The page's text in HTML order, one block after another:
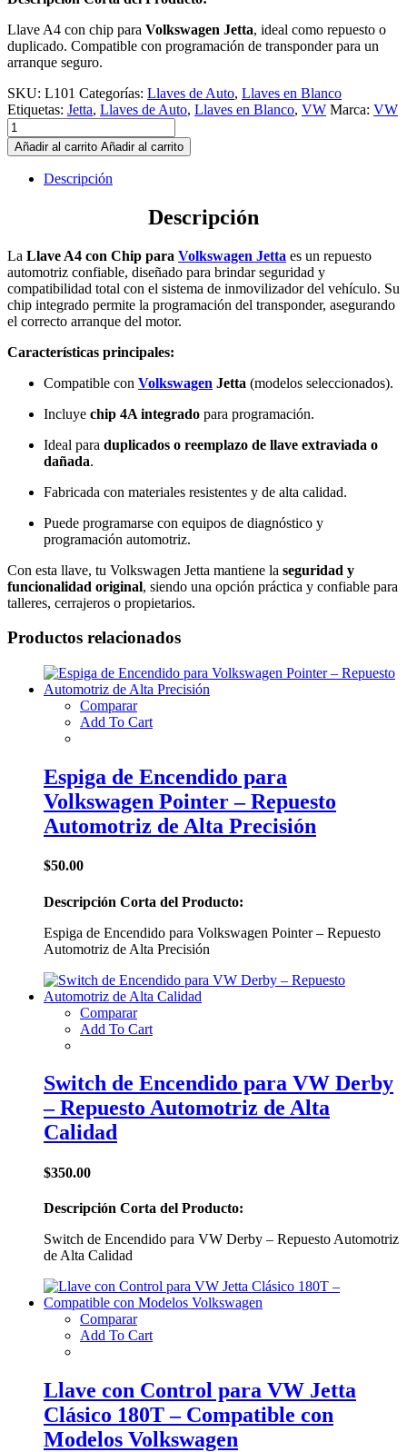
Llave A4 con chip para Volkswagen Jetta, ideal como repuesto o
duplicado. Compatible con programación de transponder para un
arranque seguro.
SKU: L101 Categorías: Llaves de Auto, Llaves en Blanco
Etiquetas: Jetta, Llaves de Auto, Llaves en Blanco, VW Marca: VW
Llave
A4
con
Chip
Añadir al carrito Añadir al carrito
Descripción
Descripción
La Llave A4 con Chip para Volkswagen Jetta es un repuesto
automotriz confiable, diseñado para brindar seguridad y
compatibilidad total con el sistema de inmovilizador del vehículo. Su
chip integrado permite la programación del transponder, asegurando
el correcto arranque del motor.
Características principales:
Compatible con Volkswagen Jetta (modelos seleccionados).
Incluye chip 4A integrado para programación.
Ideal para duplicados o reemplazo de llave extraviada o
dañada.
Fabricada con materiales resistentes y de alta calidad.
Puede programarse con equipos de diagnóstico y
programación automotriz.
Con esta llave, tu Volkswagen Jetta mantiene la seguridad y
funcionalidad original, siendo una opción práctica y confiable para
talleres, cerrajeros o propietarios.
Productos relacionados
Comparar
Add To Cart
Espiga de Encendido para
Volkswagen Pointer – Repuesto
Automotriz de Alta Precisión
$50.00
Descripción Corta del Producto:
Espiga de Encendido para Volkswagen Pointer – Repuesto
Automotriz de Alta Precisión
Comparar
Add To Cart
Switch de Encendido para VW Derby
– Repuesto Automotriz de Alta
Calidad
$350.00
Descripción Corta del Producto:
Switch de Encendido para VW Derby – Repuesto Automotriz
de Alta Calidad
Comparar
Add To Cart
Llave con Control para VW Jetta
Clásico 180T – Compatible con
Modelos Volkswagen